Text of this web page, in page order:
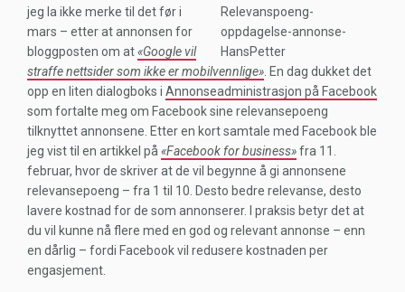
jeg la ikke merke til det før i
mars – etter at annonsen for
bloggposten om at«Google vil
straffe nettsider som ikke er mobilvennlige» . En dag dukket det
opp en liten dialogboks i Annonseadministrasjon på Facebook
som fortalte meg om Facebook sine relevansepoeng
tilknyttet annonsene. Etter en kort samtale med Facebook ble
jeg vist til en artikkel på «Facebook for business»fra 11.
februar, hvor de skriver at de vil begynne å gi annonsene
relevansepoeng – fra 1 til 10. Desto bedre relevanse, desto
lavere kostnad for de som annonserer. I praksis betyr det at
du vil kunne nå flere med en god og relevant annonse – enn
en dårlig – fordi Facebook vil redusere kostnaden per
engasjement.